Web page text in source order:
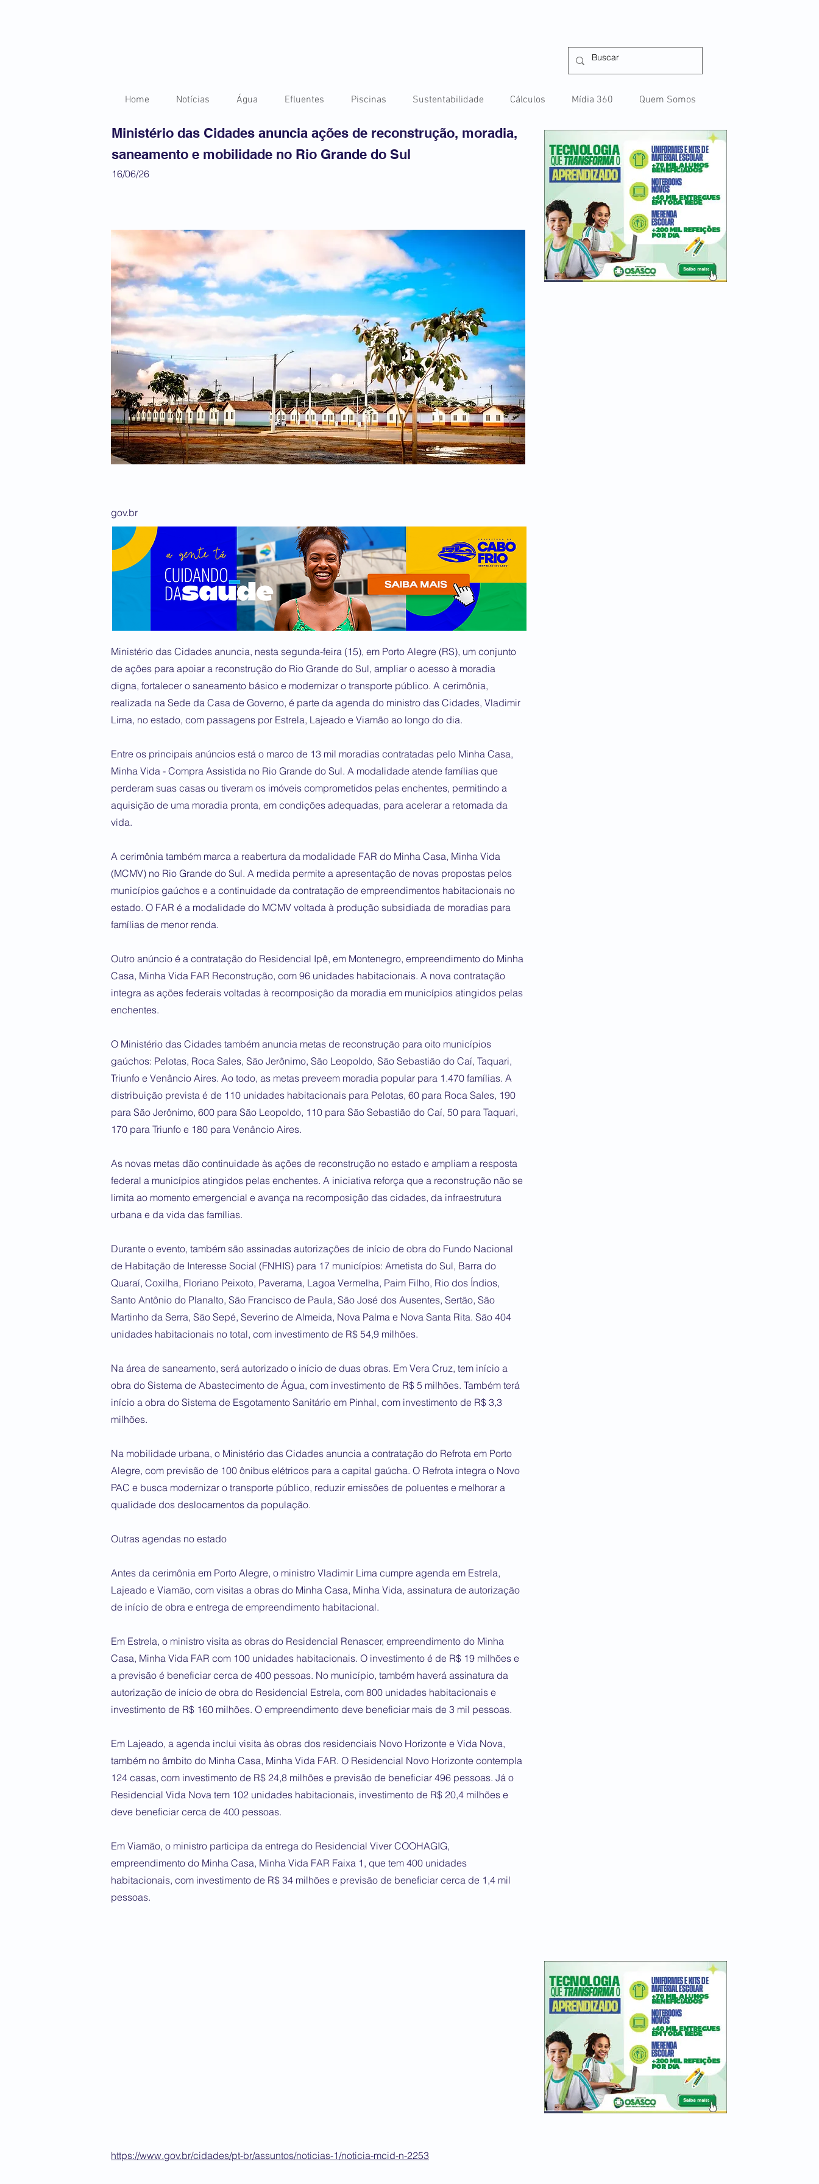
Home Notícias Água Efluentes Piscinas Sustentabilidade Cálculos Mídia 360 Quem Somos
Ministério das Cidades anuncia ações de reconstrução, moradia,
saneamento e mobilidade no Rio Grande do Sul
16/06/26
gov.br
Ministério das Cidades anuncia, nesta segunda-feira (15), em Porto Alegre (RS), um conjunto
de ações para apoiar a reconstrução do Rio Grande do Sul, ampliar o acesso à moradia
digna, fortalecer o saneamento básico e modernizar o transporte público. A cerimônia,
realizada na Sede da Casa de Governo, é parte da agenda do ministro das Cidades, Vladimir
Lima, no estado, com passagens por Estrela, Lajeado e Viamão ao longo do dia.
Entre os principais anúncios está o marco de 13 mil moradias contratadas pelo Minha Casa,
Minha Vida - Compra Assistida no Rio Grande do Sul. A modalidade atende famílias que
perderam suas casas ou tiveram os imóveis comprometidos pelas enchentes, permitindo a
aquisição de uma moradia pronta, em condições adequadas, para acelerar a retomada da
vida.
A cerimônia também marca a reabertura da modalidade FAR do Minha Casa, Minha Vida
(MCMV) no Rio Grande do Sul. A medida permite a apresentação de novas propostas pelos
municípios gaúchos e a continuidade da contratação de empreendimentos habitacionais no
estado. O FAR é a modalidade do MCMV voltada à produção subsidiada de moradias para
famílias de menor renda.
Outro anúncio é a contratação do Residencial Ipê, em Montenegro, empreendimento do Minha
Casa, Minha Vida FAR Reconstrução, com 96 unidades habitacionais. A nova contratação
integra as ações federais voltadas à recomposição da moradia em municípios atingidos pelas
enchentes.
O Ministério das Cidades também anuncia metas de reconstrução para oito municípios
gaúchos: Pelotas, Roca Sales, São Jerônimo, São Leopoldo, São Sebastião do Caí, Taquari,
Triunfo e Venâncio Aires. Ao todo, as metas preveem moradia popular para 1.470 famílias. A
distribuição prevista é de 110 unidades habitacionais para Pelotas, 60 para Roca Sales, 190
para São Jerônimo, 600 para São Leopoldo, 110 para São Sebastião do Caí, 50 para Taquari,
170 para Triunfo e 180 para Venâncio Aires.
As novas metas dão continuidade às ações de reconstrução no estado e ampliam a resposta
federal a municípios atingidos pelas enchentes. A iniciativa reforça que a reconstrução não se
limita ao momento emergencial e avança na recomposição das cidades, da infraestrutura
urbana e da vida das famílias.
Durante o evento, também são assinadas autorizações de início de obra do Fundo Nacional
de Habitação de Interesse Social (FNHIS) para 17 municípios: Ametista do Sul, Barra do
Quaraí, Coxilha, Floriano Peixoto, Paverama, Lagoa Vermelha, Paim Filho, Rio dos Índios,
Santo Antônio do Planalto, São Francisco de Paula, São José dos Ausentes, Sertão, São
Martinho da Serra, São Sepé, Severino de Almeida, Nova Palma e Nova Santa Rita. São 404
unidades habitacionais no total, com investimento de R$ 54,9 milhões.
Na área de saneamento, será autorizado o início de duas obras. Em Vera Cruz, tem início a
obra do Sistema de Abastecimento de Água, com investimento de R$ 5 milhões. Também terá
início a obra do Sistema de Esgotamento Sanitário em Pinhal, com investimento de R$ 3,3
milhões.
Na mobilidade urbana, o Ministério das Cidades anuncia a contratação do Refrota em Porto
Alegre, com previsão de 100 ônibus elétricos para a capital gaúcha. O Refrota integra o Novo
PAC e busca modernizar o transporte público, reduzir emissões de poluentes e melhorar a
qualidade dos deslocamentos da população.
Outras agendas no estado
Antes da cerimônia em Porto Alegre, o ministro Vladimir Lima cumpre agenda em Estrela,
Lajeado e Viamão, com visitas a obras do Minha Casa, Minha Vida, assinatura de autorização
de início de obra e entrega de empreendimento habitacional.
Em Estrela, o ministro visita as obras do Residencial Renascer, empreendimento do Minha
Casa, Minha Vida FAR com 100 unidades habitacionais. O investimento é de R$ 19 milhões e
a previsão é beneficiar cerca de 400 pessoas. No município, também haverá assinatura da
autorização de início de obra do Residencial Estrela, com 800 unidades habitacionais e
investimento de R$ 160 milhões. O empreendimento deve beneficiar mais de 3 mil pessoas.
Em Lajeado, a agenda inclui visita às obras dos residenciais Novo Horizonte e Vida Nova,
também no âmbito do Minha Casa, Minha Vida FAR. O Residencial Novo Horizonte contempla
124 casas, com investimento de R$ 24,8 milhões e previsão de beneficiar 496 pessoas. Já o
Residencial Vida Nova tem 102 unidades habitacionais, investimento de R$ 20,4 milhões e
deve beneficiar cerca de 400 pessoas.
Em Viamão, o ministro participa da entrega do Residencial Viver COOHAGIG,
empreendimento do Minha Casa, Minha Vida FAR Faixa 1, que tem 400 unidades
habitacionais, com investimento de R$ 34 milhões e previsão de beneficiar cerca de 1,4 mil
pessoas.
https://www.gov.br/cidades/pt-br/assuntos/noticias-1/noticia-mcid-n-2253